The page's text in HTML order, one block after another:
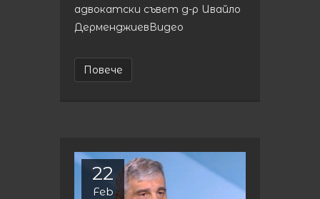
адвокатски съвет д-р Ивайло
ДерменджиевВидео
Повече
22
Feb